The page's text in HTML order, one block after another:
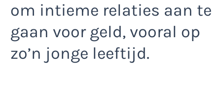
om intieme relaties aan te
gaan voor geld, vooral op
zo’n jonge leeftijd.